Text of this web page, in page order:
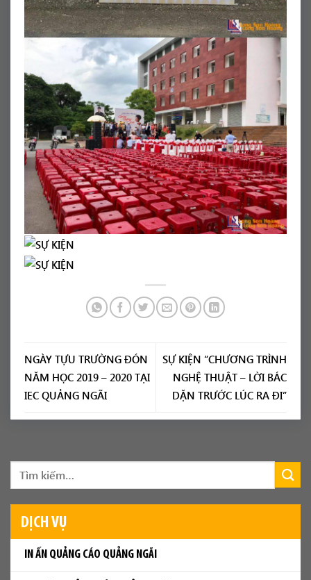
NGÀY TỰU TRƯỜNG ĐÓN
NĂM HỌC 2019 – 2020 TẠI
IEC QUẢNG NGÃI
SỰ KIỆN “CHƯƠNG TRÌNH
NGHỆ THUẬT – LỜI BÁC
DẶN TRƯỚC LÚC RA ĐI”
DỊCH VỤ
IN ẤN QUẢNG CÁO QUẢNG NGÃI